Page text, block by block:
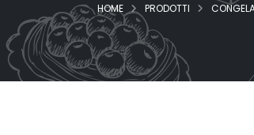
HOME PRODOTTI